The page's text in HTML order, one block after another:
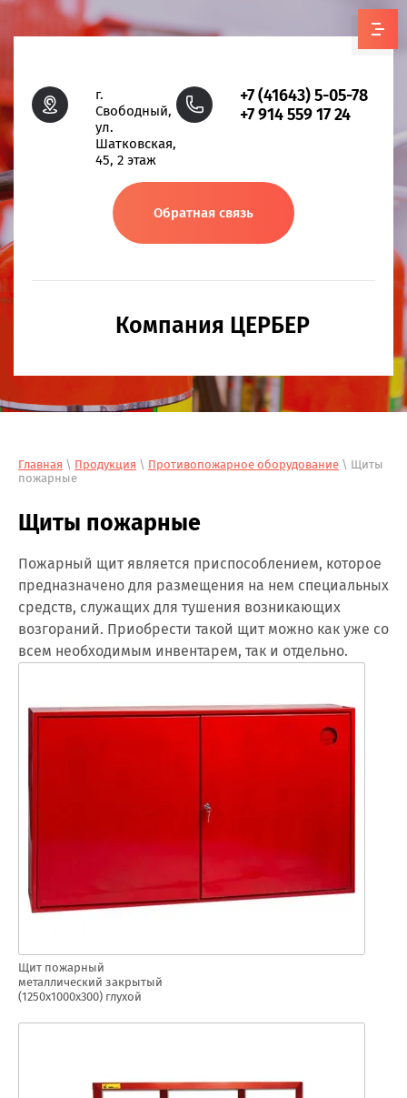
г.
Свободный,
ул.
Шатковская,
45, 2 этаж
+7 (41643) 5-05-78
+7 914 559 17 24
Обратная связь
Компания ЦЕРБЕР
Главная \ Продукция \ Противопожарное оборудование \ Щиты
пожарные
Щиты пожарные
Пожарный щит является приспособлением, которое
предназначено для размещения на нем специальных
средств, служащих для тушения возникающих
возгораний. Приобрести такой щит можно как уже со
всем необходимым инвентарем, так и отдельно.
Щит пожарный
металлический закрытый
(1250х1000х300) глухой